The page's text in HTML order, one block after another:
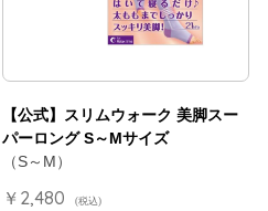
【公式】スリムウォーク 美脚スー
パーロング S～Mサイズ
（S～M）
￥2,480 (税込)